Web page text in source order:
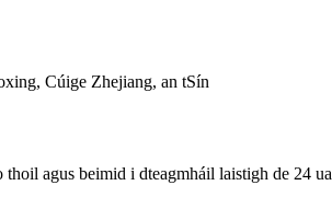
Cúige Zhejiang, an tSín
agus beimid i dteagmháil laistigh de 24